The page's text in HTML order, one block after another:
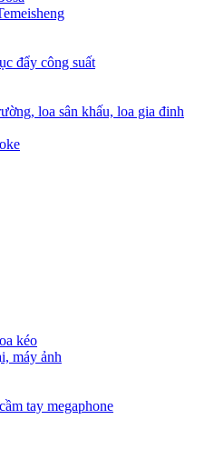
đẩy công suất
loa sân khấu, loa gia đinh
kéo
máy ảnh
tay megaphone